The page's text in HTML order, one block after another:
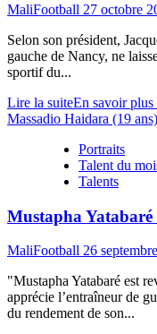
MaliFootball 27 octobre
Selon son président,
gauche de Nancy, ne
sportif du...
Lire la suiteEn savoir
Massadio Haidara (19
Portraits
Talent du
Talents
Mustapha Yatabaré
MaliFootball 26
"Mustapha Yatabaré est
apprécie l’entraîneur de
du rendement de son...